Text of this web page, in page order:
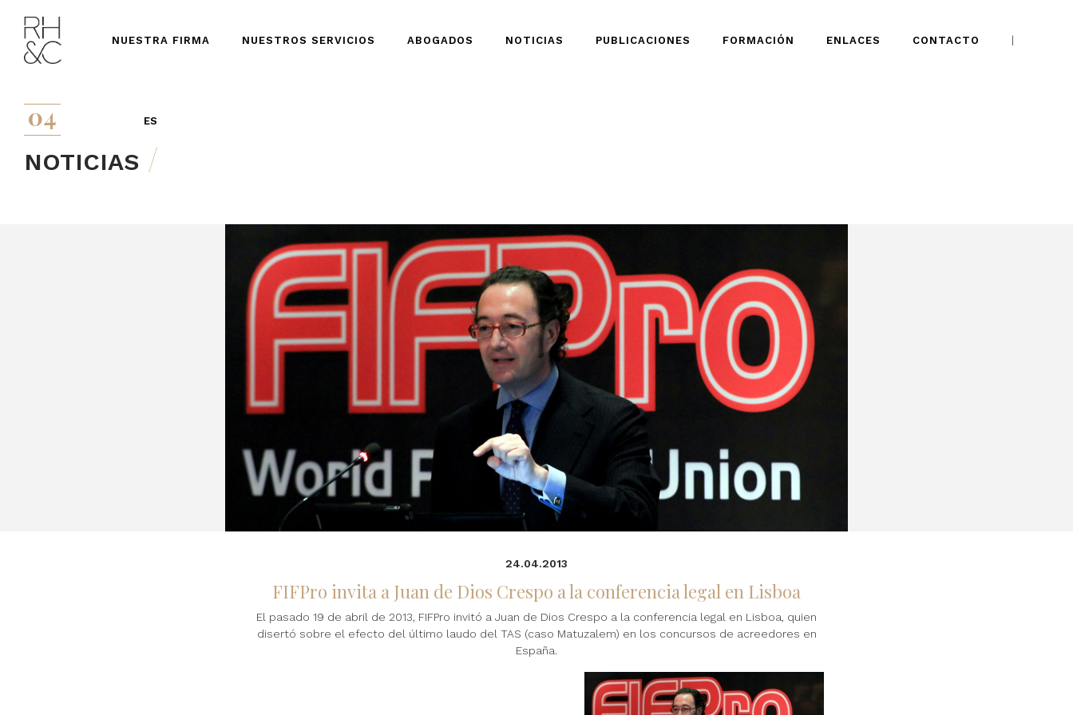
NUESTRA FIRMA NUESTROS SERVICIOS ABOGADOS NOTICIAS PUBLICACIONES FORMACIÓN ENLACES CONTACTO
ES
04
NOTICIAS
24.04.2013
FIFPro invita a Juan de Dios Crespo a la conferencia legal en Lisboa
El pasado 19 de abril de 2013, FIFPro invitó a Juan de Dios Crespo a la conferencia legal en Lisboa, quien
disertó sobre el efecto del último laudo del TAS (caso Matuzalem) en los concursos de acreedores en
España.